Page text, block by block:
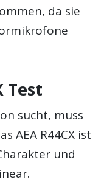
da sie
Test
sucht, muss
AEA R44CX ist
und